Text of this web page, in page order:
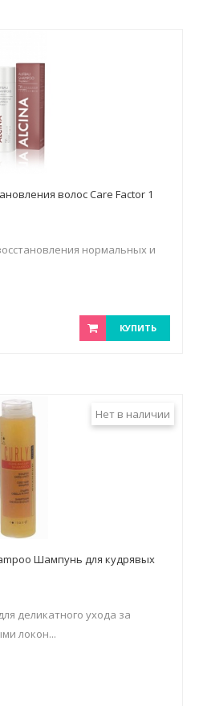
волос Care Factor 1
нормальных и
КУПИТЬ
Нет в наличии
Шампунь для кудрявых
деликатного ухода за
локон...